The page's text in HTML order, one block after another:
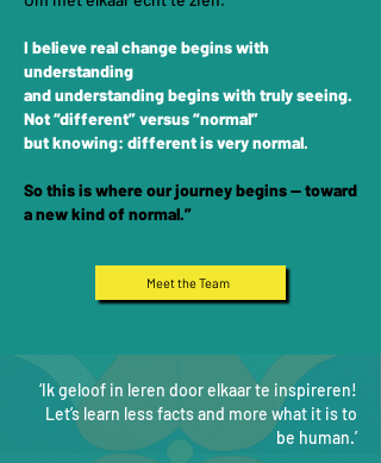
I believe real change begins with
understanding
and understanding begins with truly seeing.
Not “different” versus “normal”
but knowing: different is very normal.
So this is where our journey begins — toward
a new kind of normal.”
Meet the Team
‘Ik geloof in leren door elkaar te inspireren!
Let’s learn less facts and more what it is to
be human.’